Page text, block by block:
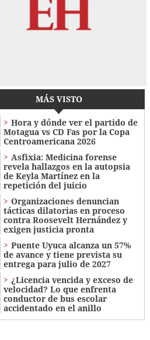
MÁS VISTO
Hora y dónde ver el partido de
Motagua vs CD Fas por la Copa
Centroamericana 2026
Asfixia: Medicina forense
revela hallazgos en la autopsia
de Keyla Martínez en la
repetición del juicio
Organizaciones denuncian
tácticas dilatorias en proceso
contra Roosevelt Hernández y
exigen justicia pronta
Puente Uyuca alcanza un 57%
de avance y tiene prevista su
entrega para julio de 2027
¿Licencia vencida y exceso de
velocidad? Lo que enfrenta
conductor de bus escolar
accidentado en el anillo